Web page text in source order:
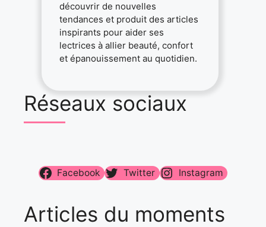
découvrir de nouvelles
tendances et produit des articles
inspirants pour aider ses
lectrices à allier beauté, confort
et épanouissement au quotidien.
Réseaux sociaux
Facebook Twitter Instagram
Articles du moments